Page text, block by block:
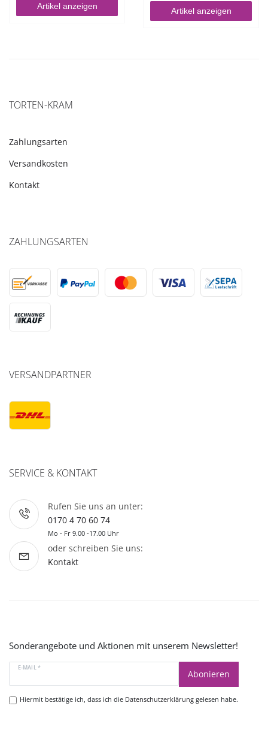
Artikel anzeigen Artikel anzeigen
TORTEN-KRAM
Zahlungsarten
Versandkosten
Kontakt
ZAHLUNGSARTEN
VERSANDPARTNER
SERVICE & KONTAKT
Rufen Sie uns an unter:
0170 4 70 60 74
Mo - Fr 9.00 -17.00 Uhr
oder schreiben Sie uns:
Kontakt
Sonderangebote und Aktionen mit unserem Newsletter!
E-MAIL *
Abonieren
Hiermit bestätige ich, dass ich die Datenschutzerklärunggelesen habe.